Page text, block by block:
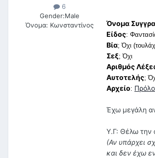
6
Gender:Male
Όνομα: Κωνσταντίνος Όνομα
Είδος:
Βία; Όχι
Σεξ; Όχι
Αριθμός
Αυτοτελής;
Αρχείο:
Έχω μεγάλη
Υ.Γ: Θέλω την
(Αν υπάρχει
και δεν έχω